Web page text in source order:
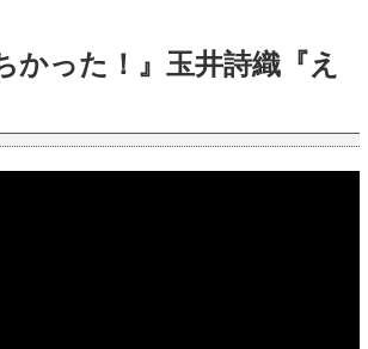
かった！』玉井詩織『え